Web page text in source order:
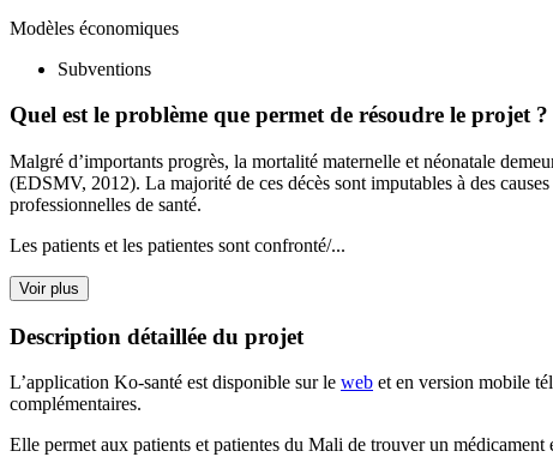
Modèles économiques
Subventions
Quel est le problème que permet de résoudre le projet ?
Malgré d’importants progrès, la mortalité maternelle et néonatale
(EDSMV, 2012). La majorité de ces décès sont imputables à des
professionnelles de santé.
Les patients et les patientes sont confronté/...
Voir plus
Description détaillée du projet
L’application Ko-santé est disponible sur le web et en version mobile
complémentaires.
Elle permet aux patients et patientes du Mali de trouver un